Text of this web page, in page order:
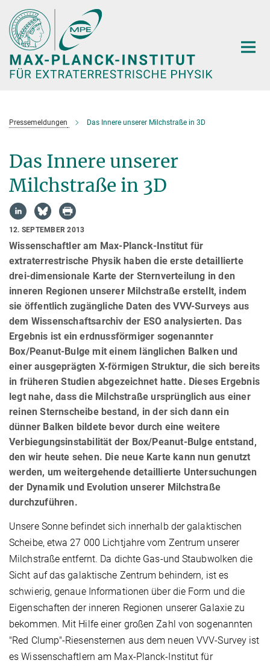
Hauptinhalt
Pressemeldungen Das Innere unserer Milchstraße in 3D
Das Innere unserer
Milchstraße in 3D
12. SEPTEMBER 2013
Wissenschaftler am Max-Planck-Institut für
extraterrestrische Physik haben die erste detaillierte
drei-dimensionale Karte der Sternverteilung in den
inneren Regionen unserer Milchstraße erstellt, indem
sie öffentlich zugängliche Daten des VVV-Surveys aus
dem Wissenschaftsarchiv der ESO analysierten. Das
Ergebnis ist ein erdnussförmiger sogenannter
Box/Peanut-Bulge mit einem länglichen Balken und
einer ausgeprägten X-förmigen Struktur, die sich bereits
in früheren Studien abgezeichnet hatte. Dieses Ergebnis
legt nahe, dass die Milchstraße ursprünglich aus einer
reinen Sternscheibe bestand, in der sich dann ein
dünner Balken bildete bevor durch eine weitere
Verbiegungsinstabilität der Box/Peanut-Bulge entstand,
den wir heute sehen. Die neue Karte kann nun genutzt
werden, um weitergehende detaillierte Untersuchungen
der Dynamik und Evolution unserer Milchstraße
durchzuführen.
Unsere Sonne befindet sich innerhalb der galaktischen
Scheibe, etwa 27 000 Lichtjahre vom Zentrum unserer
Milchstraße entfernt. Da dichte Gas-und Staubwolken die
Sicht auf das galaktische Zentrum behindern, ist es
schwierig, genaue Informationen über die Form und die
Eigenschaften der inneren Regionen unserer Galaxie zu
bekommen. Mit Hilfe einer großen Zahl von sogenannten
"Red Clump"-Riesensternen aus dem neuen VVV-Survey ist
es Wissenschaftlern am Max-Planck-Institut für